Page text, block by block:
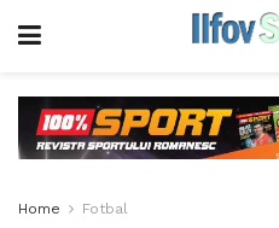
Home Fotbal